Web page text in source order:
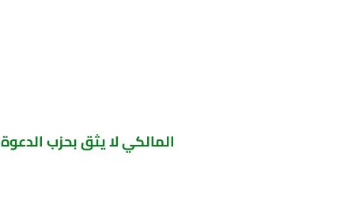
المالكي لا يثق بحزب الدعوة